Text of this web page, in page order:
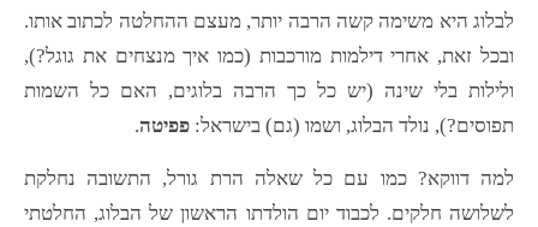
לבלוג היא משימה קשה הרבה יותר, מעצם ההחלטה לכתוב אותו.
ובכל זאת, אחרי דילמות מורכבות (כמו איך מנצחים את גוגל?),
ולילות בלי שינה (יש כל כך הרבה בלוגים, האם כל השמות
תפוסים?), נולד הבלוג, ושמו (גם) בישראל: פפיטה.
למה דווקא? כמו עם כל שאלה הרת גורל, התשובה נחלקת
לשלושה חלקים. לכבוד יום הולדתו הראשון של הבלוג, החלטתי